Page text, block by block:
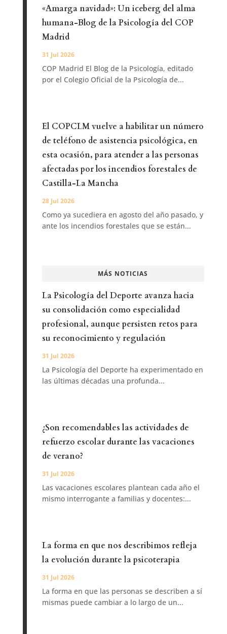
«Amarga navidad»: Un iceberg del alma
humana-Blog de la Psicología del COP
Madrid
31 Jul 2026
COP Madrid El Blog de la Psicología, editado
por el Colegio Oficial de la Psicología de...
El COPCLM vuelve a habilitar un número
de teléfono de asistencia psicológica, en
esta ocasión, para atender a las personas
afectadas por los incendios forestales de
Castilla-La Mancha
28 Jul 2026
Como ya sucediera en agosto del año pasado, y
ante los incendios forestales que se están...
MÁS NOTICIAS
La Psicología del Deporte avanza hacia
su consolidación como especialidad
profesional, aunque persisten retos para
su reconocimiento y regulación
31 Jul 2026
La Psicología del Deporte ha experimentado en
las últimas décadas una profunda...
¿Son recomendables las actividades de
refuerzo escolar durante las vacaciones
de verano?
31 Jul 2026
Las vacaciones escolares plantean cada año el
mismo interrogante a familias y docentes:...
La forma en que nos describimos refleja
la evolución durante la psicoterapia
31 Jul 2026
La forma en que las personas se describen a sí
mismas puede cambiar a lo largo de un...